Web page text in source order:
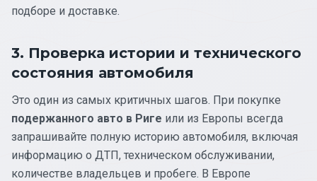
подборе и доставке.
3. Проверка истории и технического
состояния автомобиля
Это один из самых критичных шагов. При покупке
подержанного авто в Риге или из Европы всегда
запрашивайте полную историю автомобиля, включая
информацию о ДТП, техническом обслуживании,
количестве владельцев и пробеге. В Европе